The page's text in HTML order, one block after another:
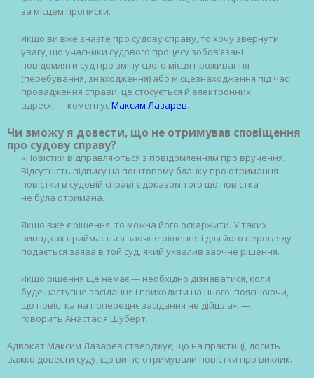
за місцем прописки.
Якщо ви вже знаєте про судову справу, то хочу звернути
увагу, що учасники судового процесу зобов’язані
повідомляти суд про зміну свого місця проживання
(перебування, знаходження) або місцезнаходження під час
провадження справи, це стосується й електронних
адрес», — коментуєМаксим Лазарев.
Чи зможу я довести, що не отримував сповіщення
про судову справу?
«Повістки відправляються з повідомленням про вручення.
Відсутність підпису на поштовому бланку про отримання
повістки в судовій справі є доказом того що повістка
не була отримана.
Якщо вже є рішення, то можна його оскаржити. У таких
випадках приймається заочне рішення і для його перегляду
подається заява в той суд, який ухвалив заочне рішення.
Якщо рішення ще немає — необхідно дізнаватися, коли
буде наступне засідання і приходити на нього, пояснюючи,
що повістка на попереднє засідання не дійшла», —
говорить Анастасія Шуберт.
Адвокат Максим Лазарев стверджує, що на практиці, досить
важко довести суду, що ви не отримували повістки про виклик.